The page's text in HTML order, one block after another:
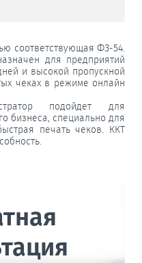
соответствующая ФЗ-54.
для предприятий
и высокой пропускной
чеках в режиме онлайн
подойдет для
бизнеса, специально для
печать чеков. ККТ